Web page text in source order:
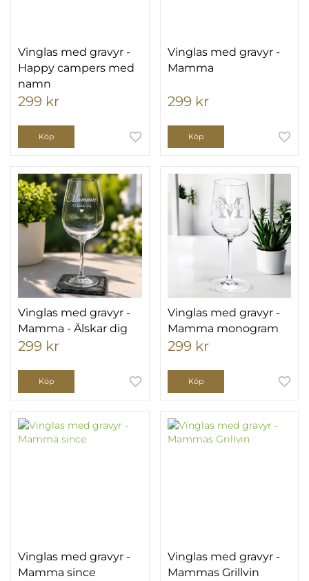
Vinglas med gravyr -
Happy campers med
namn
299 kr
Köp
Vinglas med gravyr -
Mamma
299 kr
Köp
Vinglas med gravyr -
Mamma - Älskar dig
299 kr
Köp
Vinglas med gravyr -
Mamma monogram
299 kr
Köp
Vinglas med gravyr -
Mamma since
Vinglas med gravyr -
Mammas Grillvin